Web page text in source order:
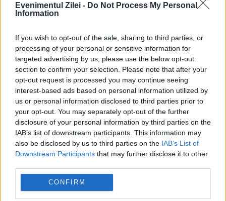
Evenimentul Zilei - Do Not Process My Personal
Information
If you wish to opt-out of the sale, sharing to third parties, or
processing of your personal or sensitive information for
targeted advertising by us, please use the below opt-out
section to confirm your selection. Please note that after your
opt-out request is processed you may continue seeing
interest-based ads based on personal information utilized by
us or personal information disclosed to third parties prior to
your opt-out. You may separately opt-out of the further
disclosure of your personal information by third parties on the
IAB’s list of downstream participants. This information may
also be disclosed by us to third parties on the IAB’s List of
Downstream Participants that may further disclose it to other
CONFIRM
O nouă coborâre în clasamentul
mondial pentru Simona Halep
31 MARTIE 2016
Simona Halep va părăsi, începând de luni,
său va fi luat de tenismena din Belarus,
Victoria Azarenka. Constănțeanca a început